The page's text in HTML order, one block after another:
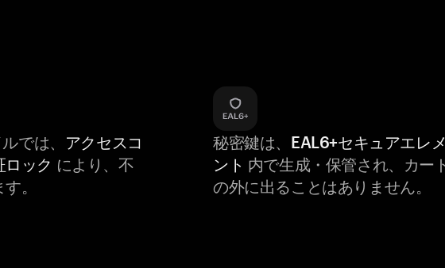
では、 アクセスコ
ック により、不
。
秘密鍵は、 EAL6+セキュアエレメ
ント 内で生成・保管され、カー
の外に出ることはありません。